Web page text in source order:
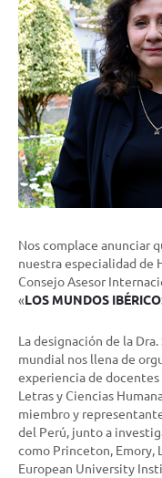
Nos complace anunciar
nuestra especialidad de
Consejo Asesor
«LOS MUNDOS
La designación de la
mundial nos llena de
experiencia de docentes
Letras y Ciencias
miembro y
del Perú, junto a
como Princeton, Emory,
European University